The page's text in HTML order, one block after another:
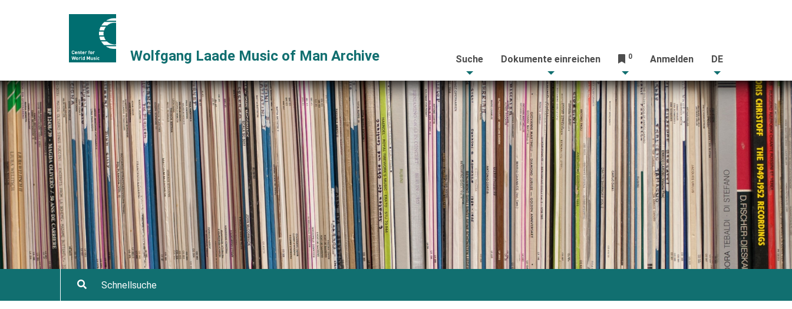
Wolfgang Laade Music of Man Archive Suche Dokumente einreichen 0 Anmelden DE